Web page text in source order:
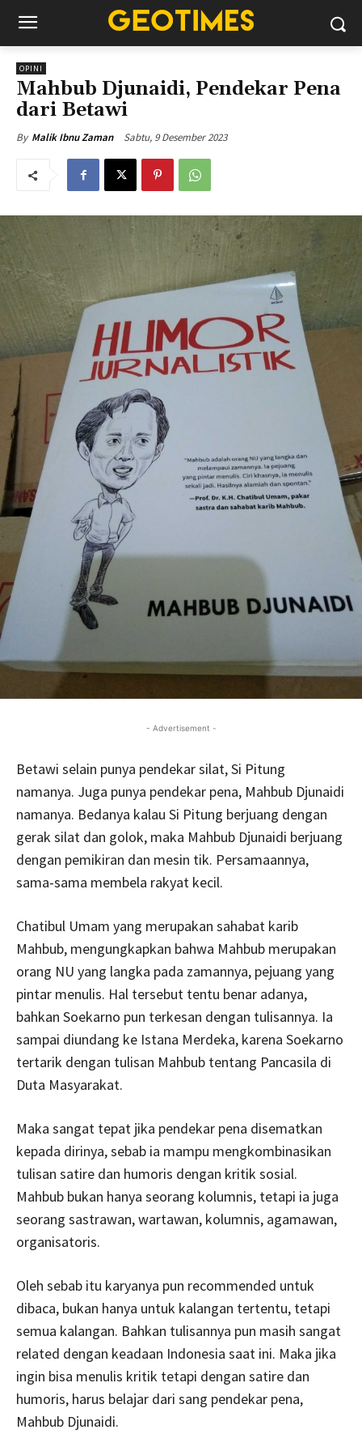
OPINI
Mahbub Djunaidi, Pendekar Pena
dari Betawi
By Malik Ibnu Zaman Sabtu, 9 Desember 2023
- Advertisement -
Betawi selain punya pendekar silat, Si Pitung
namanya. Juga punya pendekar pena, Mahbub Djunaidi
namanya. Bedanya kalau Si Pitung berjuang dengan
gerak silat dan golok, maka Mahbub Djunaidi berjuang
dengan pemikiran dan mesin tik. Persamaannya,
sama-sama membela rakyat kecil.
Chatibul Umam yang merupakan sahabat karib
Mahbub, mengungkapkan bahwa Mahbub merupakan
orang NU yang langka pada zamannya, pejuang yang
pintar menulis. Hal tersebut tentu benar adanya,
bahkan Soekarno pun terkesan dengan tulisannya. Ia
sampai diundang ke Istana Merdeka, karena Soekarno
tertarik dengan tulisan Mahbub tentang Pancasila di
Duta Masyarakat.
Maka sangat tepat jika pendekar pena disematkan
kepada dirinya, sebab ia mampu mengkombinasikan
tulisan satire dan humoris dengan kritik sosial.
Mahbub bukan hanya seorang kolumnis, tetapi ia juga
seorang sastrawan, wartawan, kolumnis, agamawan,
organisatoris.
Oleh sebab itu karyanya pun recommended untuk
dibaca, bukan hanya untuk kalangan tertentu, tetapi
semua kalangan. Bahkan tulisannya pun masih sangat
related dengan keadaan Indonesia saat ini. Maka jika
ingin bisa menulis kritik tetapi dengan satire dan
humoris, harus belajar dari sang pendekar pena,
Mahbub Djunaidi.